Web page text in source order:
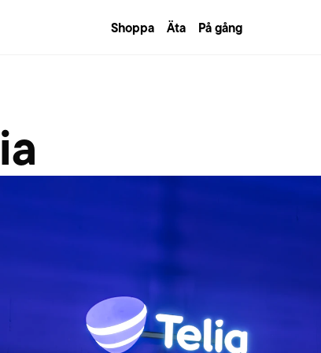
Shoppa Äta På gång